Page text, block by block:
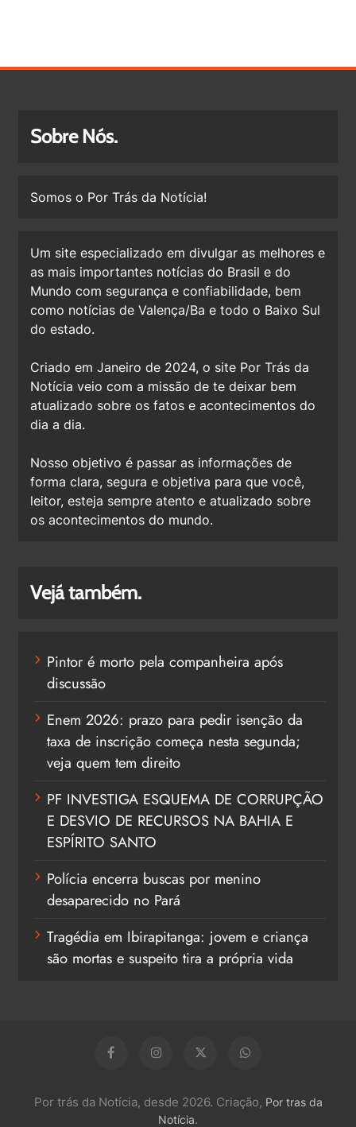
Sobre Nós.
Somos o Por Trás da Notícia!
Um site especializado em divulgar as melhores e
as mais importantes notícias do Brasil e do
Mundo com segurança e confiabilidade, bem
como notícias de Valença/Ba e todo o Baixo Sul
do estado.
Criado em Janeiro de 2024, o site Por Trás da
Notícia veio com a missão de te deixar bem
atualizado sobre os fatos e acontecimentos do
dia a dia.
Nosso objetivo é passar as informações de
forma clara, segura e objetiva para que você,
leitor, esteja sempre atento e atualizado sobre
os acontecimentos do mundo.
Vejá também.
Pintor é morto pela companheira após
discussão
Enem 2026: prazo para pedir isenção da
taxa de inscrição começa nesta segunda;
veja quem tem direito
PF INVESTIGA ESQUEMA DE CORRUPÇÃO
E DESVIO DE RECURSOS NA BAHIA E
ESPÍRITO SANTO
Polícia encerra buscas por menino
desaparecido no Pará
Tragédia em Ibirapitanga: jovem e criança
são mortas e suspeito tira a própria vida
Por trás da Notícia, desde 2026. Criação, Por tras da
Notícia.